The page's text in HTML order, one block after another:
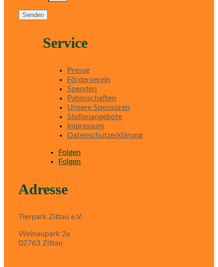
Senden
Service
Presse
Förderverein
Spenden
Patenschaften
Unsere Sponsoren
Stellenangebote
Impressum
Datenschutzerklärung
Folgen
Folgen
Adresse
Tierpark Zittau e.V.
Weinaupark 2a
02763 Zittau